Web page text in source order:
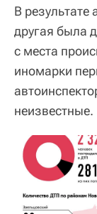
В
другая была
с места
иномарки
неизвестные.